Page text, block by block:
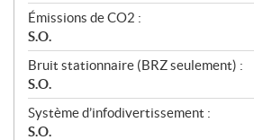
Émissions de CO2 :
S.O.
Bruit stationnaire (BRZ seulement) :
S.O.
Système d’infodivertissement :
S.O.